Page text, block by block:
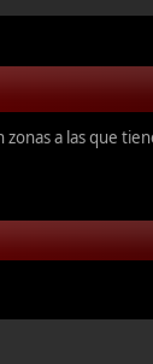
a las que